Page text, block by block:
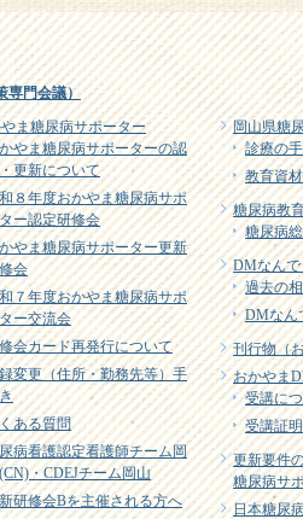
専門会議）
ま糖尿病サポーター
やま糖尿病サポーターの認
更新について
８年度おかやま糖尿病サポ
ー認定研修会
やま糖尿病サポーター更新
会
７年度おかやま糖尿病サポ
ー交流会
会カード再発行について
変更（住所・勤務先等）手
ある質問
病看護認定看護師チーム岡
・CDEJチーム岡山
研修会Bを主催される方へ
岡山県糖
診療の
教育資材
糖尿病教
糖尿病
DMなん
過去の
DMなん
刊行物（
おかやま
受講に
受講証
更新要件
糖尿病サ
日本糖尿